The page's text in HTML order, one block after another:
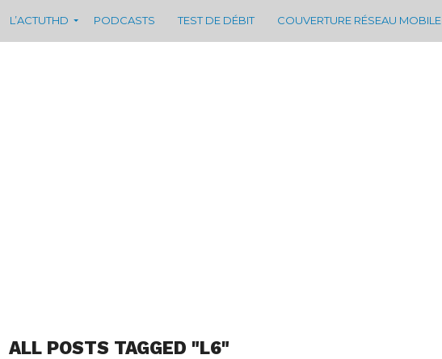
L’ACTUTHD PODCASTS TEST DE DÉBIT COUVERTURE RÉSEAU MOBILE
ALL POSTS TAGGED "L6"